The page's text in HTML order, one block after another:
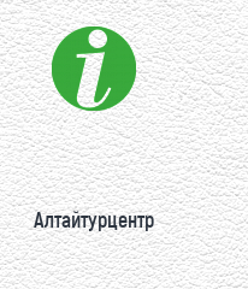
Алтайтурцентр